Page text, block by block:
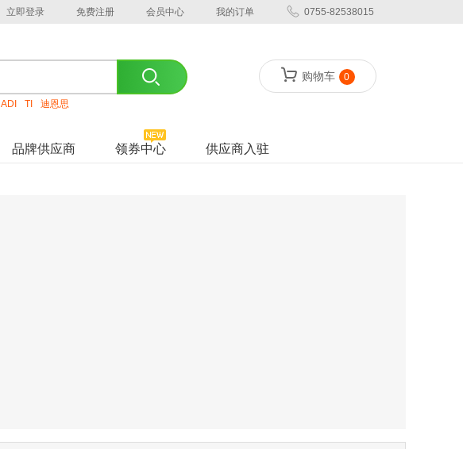
立即登录 免费注册 会员中心 我的订单 0755-82538015
ADI TI 迪恩思
购物车 0
品牌供应商 领券中心 供应商入驻